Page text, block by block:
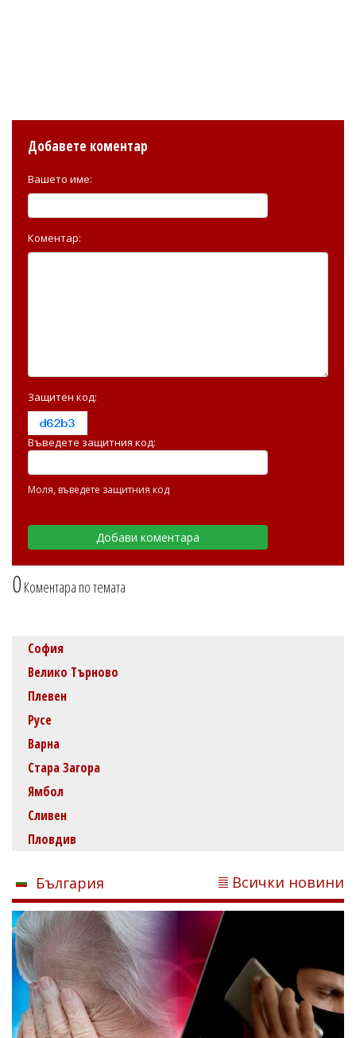
0Коментара по темата
Добавете коментар
Вашето име:
Коментар:
Защитен код:
Въведете защитния код:
Моля, въведете защитния код
София
Велико Търново
Плевен
Русе
Варна
Стара Загора
Ямбол
Сливен
Пловдив
България Всички новини